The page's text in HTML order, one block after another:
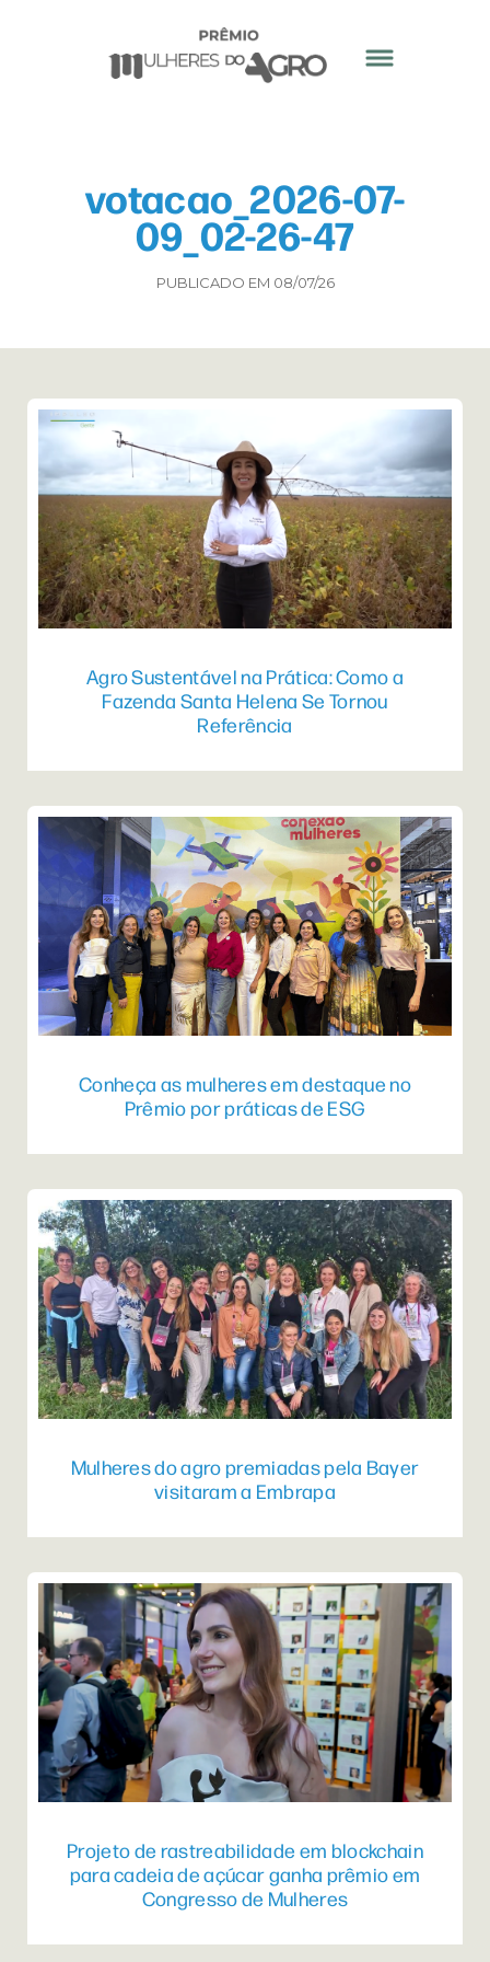
votacao_2026-07-
09_02-26-47
PUBLICADO EM 08/07/26
Agro Sustentável na Prática: Como a
Fazenda Santa Helena Se Tornou
Referência
Conheça as mulheres em destaque no
Prêmio por práticas de ESG
Mulheres do agro premiadas pela Bayer
visitaram a Embrapa
Projeto de rastreabilidade em blockchain
para cadeia de açúcar ganha prêmio em
Congresso de Mulheres